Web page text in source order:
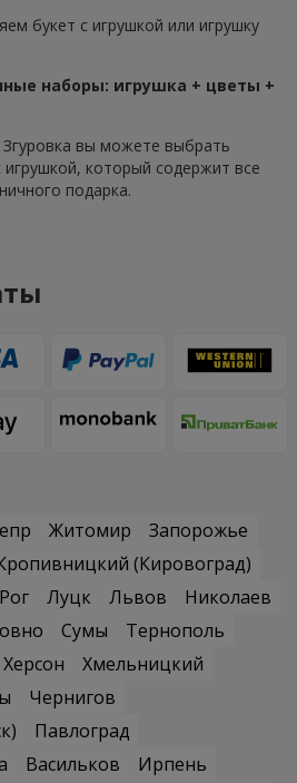
букет с игрушкой или игрушку
наборы: игрушка + цветы +
вы можете выбрать
который содержит все
подарка.
Житомир
Запорожье
(Кировоград)
Луцк Львов
Николаев
Сумы
Тернополь
Херсон
Хмельницкий
Чернигов
Павлоград
Васильков
Ирпень